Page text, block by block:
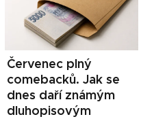
Červenec plný
comebacků. Jak se
dnes daří známým
dluhopisovým